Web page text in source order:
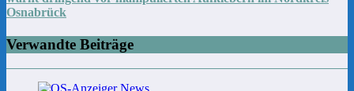
Osnabrück
Verwandte Beiträge